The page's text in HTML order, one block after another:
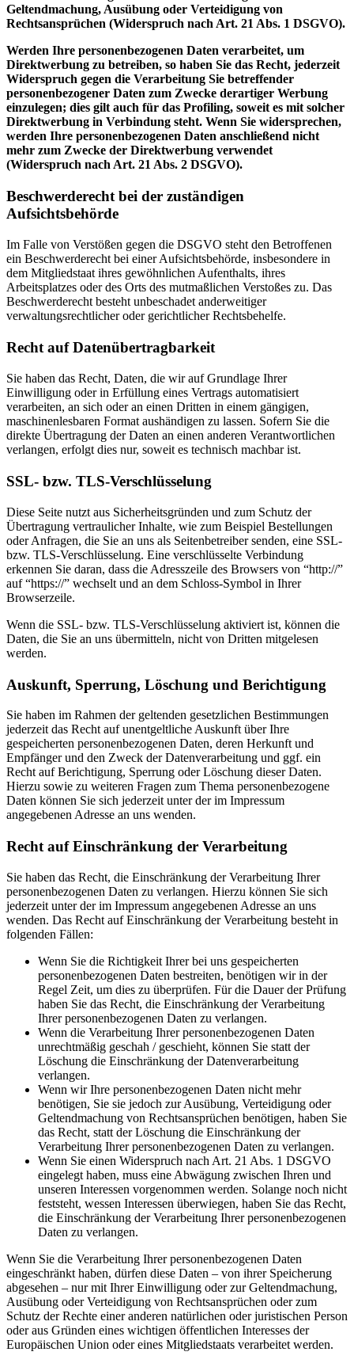
Geltendmachung, Ausübung oder Verteidigung von
Rechtsansprüchen (Widerspruch nach Art. 21 Abs. 1 DSGVO).
Werden Ihre personenbezogenen Daten verarbeitet, um
Direktwerbung zu betreiben, so haben Sie das Recht, jederzeit
Widerspruch gegen die Verarbeitung Sie betreffender
personenbezogener Daten zum Zwecke derartiger Werbung
einzulegen; dies gilt auch für das Profiling, soweit es mit solcher
Direktwerbung in Verbindung steht. Wenn Sie widersprechen,
werden Ihre personenbezogenen Daten anschließend nicht
mehr zum Zwecke der Direktwerbung verwendet
(Widerspruch nach Art. 21 Abs. 2 DSGVO).
Beschwerderecht bei der zuständigen
Aufsichtsbehörde
Im Falle von Verstößen gegen die DSGVO steht den Betroffenen
ein Beschwerderecht bei einer Aufsichtsbehörde, insbesondere in
dem Mitgliedstaat ihres gewöhnlichen Aufenthalts, ihres
Arbeitsplatzes oder des Orts des mutmaßlichen Verstoßes zu. Das
Beschwerderecht besteht unbeschadet anderweitiger
verwaltungsrechtlicher oder gerichtlicher Rechtsbehelfe.
Recht auf Datenübertragbarkeit
Sie haben das Recht, Daten, die wir auf Grundlage Ihrer
Einwilligung oder in Erfüllung eines Vertrags automatisiert
verarbeiten, an sich oder an einen Dritten in einem gängigen,
maschinenlesbaren Format aushändigen zu lassen. Sofern Sie die
direkte Übertragung der Daten an einen anderen Verantwortlichen
verlangen, erfolgt dies nur, soweit es technisch machbar ist.
SSL- bzw. TLS-Verschlüsselung
Diese Seite nutzt aus Sicherheitsgründen und zum Schutz der
Übertragung vertraulicher Inhalte, wie zum Beispiel Bestellungen
oder Anfragen, die Sie an uns als Seitenbetreiber senden, eine SSL-
bzw. TLS-Verschlüsselung. Eine verschlüsselte Verbindung
erkennen Sie daran, dass die Adresszeile des Browsers von “http://”
auf “https://” wechselt und an dem Schloss-Symbol in Ihrer
Browserzeile.
Wenn die SSL- bzw. TLS-Verschlüsselung aktiviert ist, können die
Daten, die Sie an uns übermitteln, nicht von Dritten mitgelesen
werden.
Auskunft, Sperrung, Löschung und Berichtigung
Sie haben im Rahmen der geltenden gesetzlichen Bestimmungen
jederzeit das Recht auf unentgeltliche Auskunft über Ihre
gespeicherten personenbezogenen Daten, deren Herkunft und
Empfänger und den Zweck der Datenverarbeitung und ggf. ein
Recht auf Berichtigung, Sperrung oder Löschung dieser Daten.
Hierzu sowie zu weiteren Fragen zum Thema personenbezogene
Daten können Sie sich jederzeit unter der im Impressum
angegebenen Adresse an uns wenden.
Recht auf Einschränkung der Verarbeitung
Sie haben das Recht, die Einschränkung der Verarbeitung Ihrer
personenbezogenen Daten zu verlangen. Hierzu können Sie sich
jederzeit unter der im Impressum angegebenen Adresse an uns
wenden. Das Recht auf Einschränkung der Verarbeitung besteht in
folgenden Fällen:
Wenn Sie die Richtigkeit Ihrer bei uns gespeicherten
personenbezogenen Daten bestreiten, benötigen wir in der
Regel Zeit, um dies zu überprüfen. Für die Dauer der Prüfung
haben Sie das Recht, die Einschränkung der Verarbeitung
Ihrer personenbezogenen Daten zu verlangen.
Wenn die Verarbeitung Ihrer personenbezogenen Daten
unrechtmäßig geschah / geschieht, können Sie statt der
Löschung die Einschränkung der Datenverarbeitung
verlangen.
Wenn wir Ihre personenbezogenen Daten nicht mehr
benötigen, Sie sie jedoch zur Ausübung, Verteidigung oder
Geltendmachung von Rechtsansprüchen benötigen, haben Sie
das Recht, statt der Löschung die Einschränkung der
Verarbeitung Ihrer personenbezogenen Daten zu verlangen.
Wenn Sie einen Widerspruch nach Art. 21 Abs. 1 DSGVO
eingelegt haben, muss eine Abwägung zwischen Ihren und
unseren Interessen vorgenommen werden. Solange noch nicht
feststeht, wessen Interessen überwiegen, haben Sie das Recht,
die Einschränkung der Verarbeitung Ihrer personenbezogenen
Daten zu verlangen.
Wenn Sie die Verarbeitung Ihrer personenbezogenen Daten
eingeschränkt haben, dürfen diese Daten – von ihrer Speicherung
abgesehen – nur mit Ihrer Einwilligung oder zur Geltendmachung,
Ausübung oder Verteidigung von Rechtsansprüchen oder zum
Schutz der Rechte einer anderen natürlichen oder juristischen Person
oder aus Gründen eines wichtigen öffentlichen Interesses der
Europäischen Union oder eines Mitgliedstaats verarbeitet werden.